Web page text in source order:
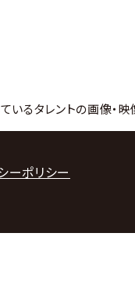
いるタレントの画像・
ーポリシー